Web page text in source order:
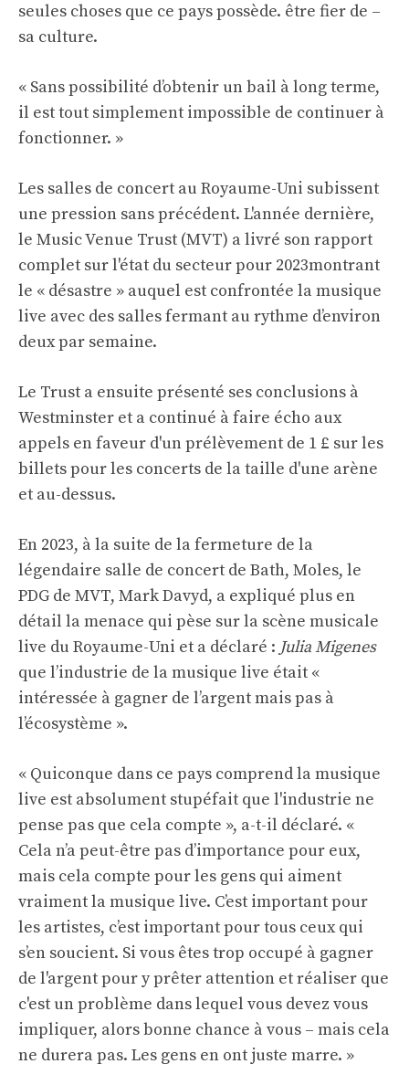
seules choses que ce pays possède. être fier de –
sa culture.
« Sans possibilité d’obtenir un bail à long terme,
il est tout simplement impossible de continuer à
fonctionner. »
Les salles de concert au Royaume-Uni subissent
une pression sans précédent. L'année dernière,
le Music Venue Trust (MVT) a livré son rapport
complet sur l'état du secteur pour 2023montrant
le « désastre » auquel est confrontée la musique
live avec des salles fermant au rythme d’environ
deux par semaine.
Le Trust a ensuite présenté ses conclusions à
Westminster et a continué à faire écho aux
appels en faveur d'un prélèvement de 1 £ sur les
billets pour les concerts de la taille d'une arène
et au-dessus.
En 2023, à la suite de la fermeture de la
légendaire salle de concert de Bath, Moles, le
PDG de MVT, Mark Davyd, a expliqué plus en
détail la menace qui pèse sur la scène musicale
live du Royaume-Uni et a déclaré : Julia Migenes
que l’industrie de la musique live était «
intéressée à gagner de l’argent mais pas à
l’écosystème ».
« Quiconque dans ce pays comprend la musique
live est absolument stupéfait que l'industrie ne
pense pas que cela compte », a-t-il déclaré. «
Cela n’a peut-être pas d’importance pour eux,
mais cela compte pour les gens qui aiment
vraiment la musique live. C’est important pour
les artistes, c’est important pour tous ceux qui
s’en soucient. Si vous êtes trop occupé à gagner
de l'argent pour y prêter attention et réaliser que
c'est un problème dans lequel vous devez vous
impliquer, alors bonne chance à vous – mais cela
ne durera pas. Les gens en ont juste marre. »